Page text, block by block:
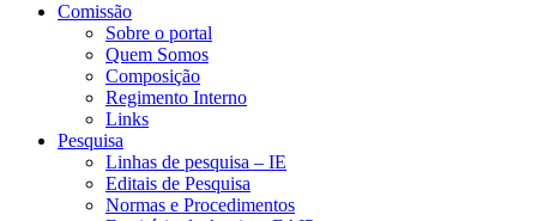
Comissão
Sobre o portal
Quem Somos
Composição
Regimento Interno
Links
Pesquisa
Linhas de pesquisa – IE
Editais de Pesquisa
Normas e Procedimentos